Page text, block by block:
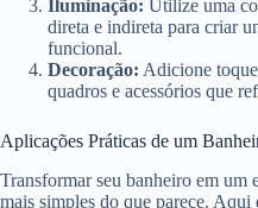
Iluminação: Utilize uma
direta e indireta para criar
funcional.
Decoração: Adicione
quadros e acessórios que
Aplicações Práticas de um
Transformar seu banheiro em um
mais simples do que parece. Aqui